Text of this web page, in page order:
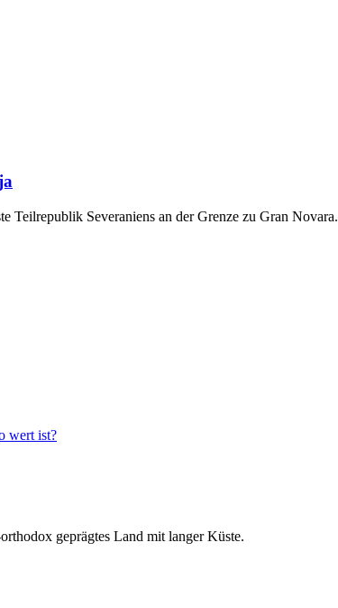
Teilrepublik Severaniens an der Grenze zu Gran Novara.
wert ist?
geprägtes Land mit langer Küste.